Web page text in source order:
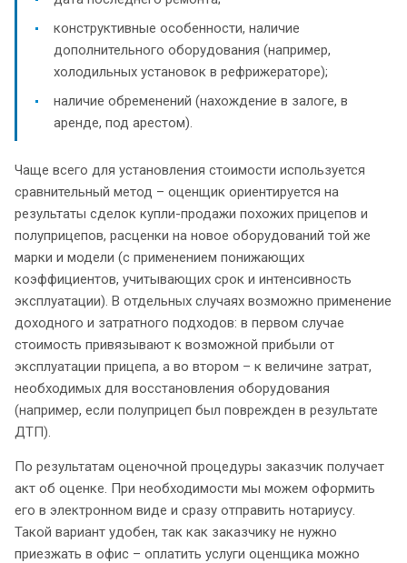
конструктивные особенности, наличие
дополнительного оборудования (например,
холодильных установок в рефрижераторе);
наличие обременений (нахождение в залоге, в
аренде, под арестом).
Чаще всего для установления стоимости используется
сравнительный метод – оценщик ориентируется на
результаты сделок купли-продажи похожих прицепов и
полуприцепов, расценки на новое оборудований той же
марки и модели (с применением понижающих
коэффициентов, учитывающих срок и интенсивность
эксплуатации). В отдельных случаях возможно применение
доходного и затратного подходов: в первом случае
стоимость привязывают к возможной прибыли от
эксплуатации прицепа, а во втором – к величине затрат,
необходимых для восстановления оборудования
(например, если полуприцеп был поврежден в результате
ДТП).
По результатам оценочной процедуры заказчик получает
акт об оценке. При необходимости мы можем оформить
его в электронном виде и сразу отправить нотариусу.
Такой вариант удобен, так как заказчику не нужно
приезжать в офис – оплатить услуги оценщика можно